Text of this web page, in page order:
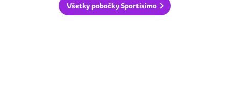
Všetky pobočky Sportisimo